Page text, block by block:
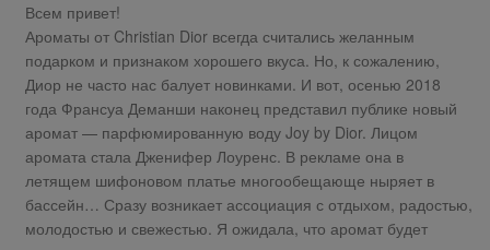
Всем привет!
Ароматы от Christian Dior всегда считались желанным
подарком и признаком хорошего вкуса. Но, к сожалению,
Диор не часто нас балует новинками. И вот, осенью 2018
года Франсуа Деманши наконец представил публике новый
аромат — парфюмированную воду Joy by Dior. Лицом
аромата стала Дженифер Лоуренс. В рекламе она в
летящем шифоновом платье многообещающе ныряет в
бассейн… Сразу возникает ассоциация с отдыхом, радостью,
молодостью и свежестью. Я ожидала, что аромат будет